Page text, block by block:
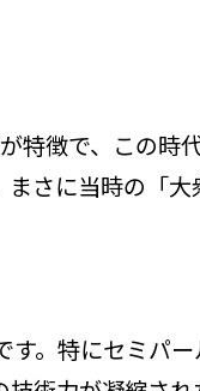
特徴で、この時
まさに当時の「大
す。特にセミパー